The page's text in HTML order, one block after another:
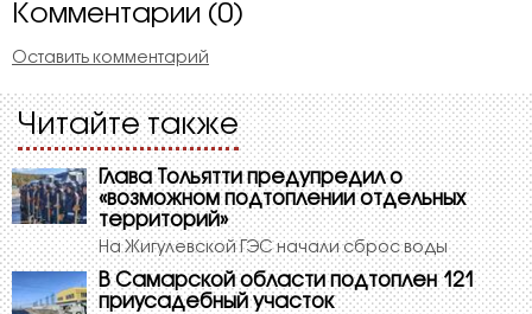
Комментарии (0)
Оставить комментарий
Читайте также
Глава Тольятти предупредил о
«возможном подтоплении отдельных
территорий»
На Жигулевской ГЭС начали сброс воды
В Самарской области подтоплен 121
приусадебный участок